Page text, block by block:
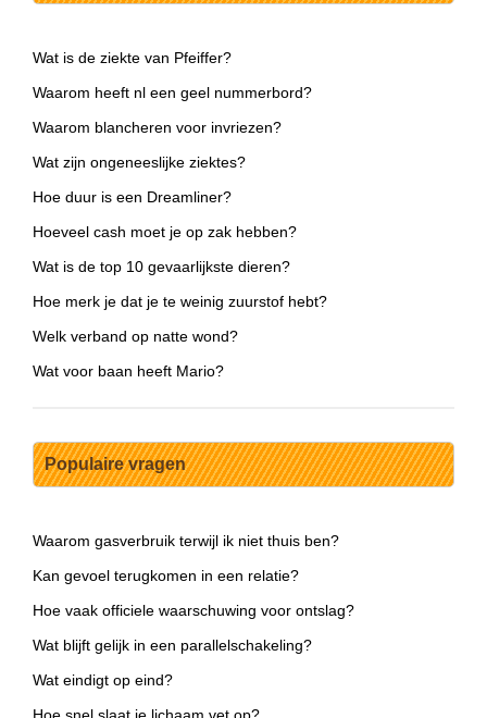
Wat is de ziekte van Pfeiffer?
Waarom heeft nl een geel nummerbord?
Waarom blancheren voor invriezen?
Wat zijn ongeneeslijke ziektes?
Hoe duur is een Dreamliner?
Hoeveel cash moet je op zak hebben?
Wat is de top 10 gevaarlijkste dieren?
Hoe merk je dat je te weinig zuurstof hebt?
Welk verband op natte wond?
Wat voor baan heeft Mario?
Populaire vragen
Waarom gasverbruik terwijl ik niet thuis ben?
Kan gevoel terugkomen in een relatie?
Hoe vaak officiele waarschuwing voor ontslag?
Wat blijft gelijk in een parallelschakeling?
Wat eindigt op eind?